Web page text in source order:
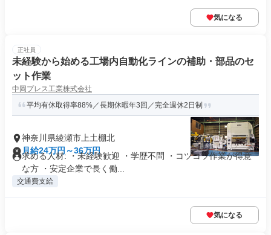
気になる
正社員
未経験から始める工場内自動化ラインの補助・部品のセ
ット作業
中岡プレス工業株式会社
平均有休取得率88%／長期休暇年3回／完全週休2日制
神奈川県綾瀬市上土棚北
月給24万円～36万円
求める人材: ・未経験歓迎 ・学歴不問 ・コツコツ作業が得意
な方 ・安定企業で長く働...
交通費支給
気になる